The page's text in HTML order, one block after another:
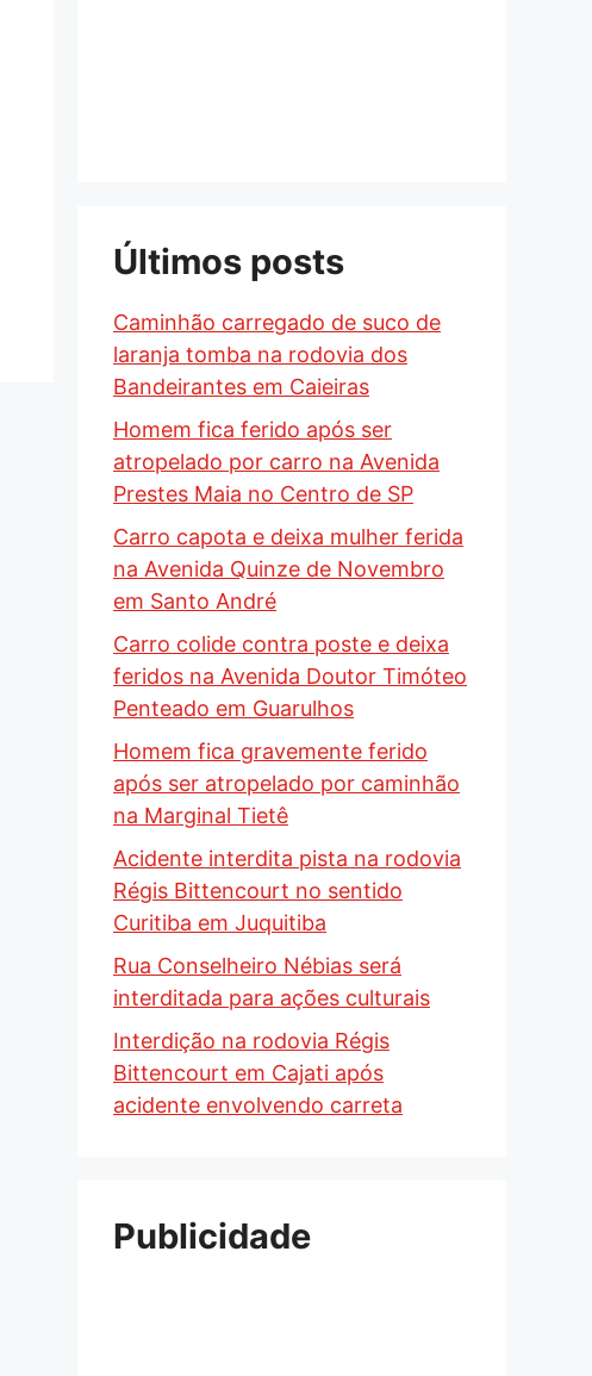
Últimos posts
Caminhão carregado de suco de
laranja tomba na rodovia dos
Bandeirantes em Caieiras
Homem fica ferido após ser
atropelado por carro na Avenida
Prestes Maia no Centro de SP
Carro capota e deixa mulher ferida
na Avenida Quinze de Novembro
em Santo André
Carro colide contra poste e deixa
feridos na Avenida Doutor Timóteo
Penteado em Guarulhos
Homem fica gravemente ferido
após ser atropelado por caminhão
na Marginal Tietê
Acidente interdita pista na rodovia
Régis Bittencourt no sentido
Curitiba em Juquitiba
Rua Conselheiro Nébias será
interditada para ações culturais
Interdição na rodovia Régis
Bittencourt em Cajati após
acidente envolvendo carreta
Publicidade